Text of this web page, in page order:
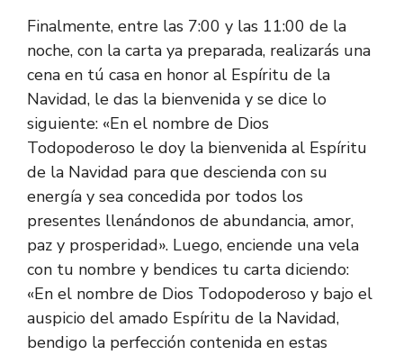
Finalmente, entre las 7:00 y las 11:00 de la
noche, con la carta ya preparada, realizarás una
cena en tú casa en honor al Espíritu de la
Navidad, le das la bienvenida y se dice lo
siguiente: «En el nombre de Dios
Todopoderoso le doy la bienvenida al Espíritu
de la Navidad para que descienda con su
energía y sea concedida por todos los
presentes llenándonos de abundancia, amor,
paz y prosperidad». Luego, enciende una vela
con tu nombre y bendices tu carta diciendo:
«En el nombre de Dios Todopoderoso y bajo el
auspicio del amado Espíritu de la Navidad,
bendigo la perfección contenida en estas